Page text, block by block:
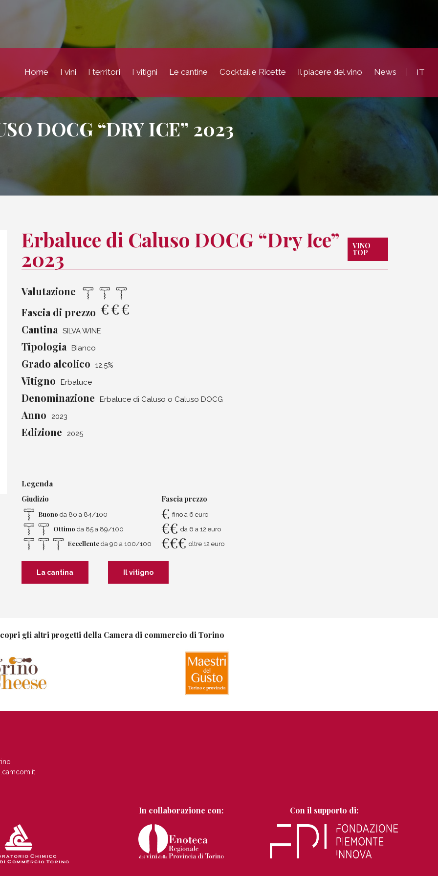
Home I vini I territori I vitigni Le cantine Cocktail e Ricette Il piacere del vino News IT
DOCG “DRY ICE” 2023
Erbaluce di Caluso DOCG “Dry Ice”
2023
VINO
TOP
Valutazione
Fascia di prezzo €€€
Cantina SILVA WINE
Tipologia Bianco
Grado alcolico 12,5%
Vitigno Erbaluce
Denominazione Erbaluce di Caluso o Caluso DOCG
Anno 2023
Edizione 2025
Legenda
Giudizio
Buono da 80 a 84/100
Ottimo da 85 a 89/100
Eccellente da 90 a 100/100
Fascia prezzo
€ fino a 6 euro
€€ da 6 a 12 euro
€€€ oltre 12 euro
La cantina Il vitigno
gli altri progetti della Camera di commercio di Torino
In collaborazione con: Con il supporto di: